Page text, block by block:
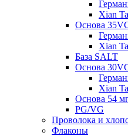
Xian
Основа
Xian
База SALT
Основа
Xian
Основа 54
PG/VG
Проволока и
Флаконы